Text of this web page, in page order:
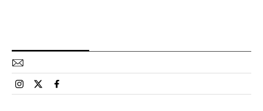
Esportes El País Brasil en Instagram
Esportes El País Brasil en Twitter
Esportes El País Brasil en Facebook